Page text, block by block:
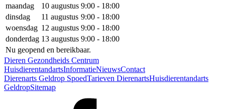
maandag
10 augustus 9:00 - 18:00
dinsdag
11 augustus 9:00 - 18:00
woensdag 12 augustus 9:00 - 18:00
donderdag 13 augustus 9:00 - 18:00
Nu geopend en bereikbaar.
Dieren Gezondheids Centrum
HuisdierentandartsInformatieNieuwsContact
Dierenarts Geldrop SpoedTarieven DierenartsHuisdierentandarts
GeldropSitemap